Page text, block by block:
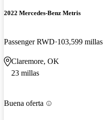
2022 Mercedes-Benz Metris
Passenger RWD 103,599 millas
Claremore, OK
23 millas
Buena oferta